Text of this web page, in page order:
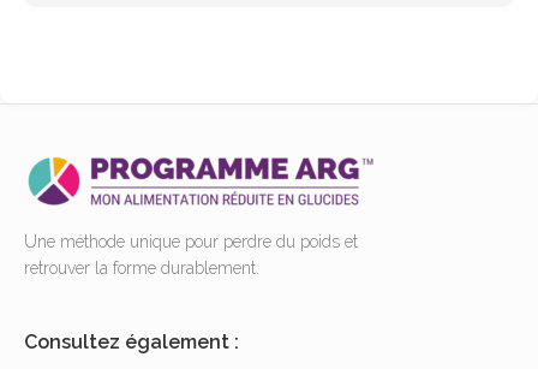
Une méthode unique pour perdre du poids et
retrouver la forme durablement.
Consultez également :